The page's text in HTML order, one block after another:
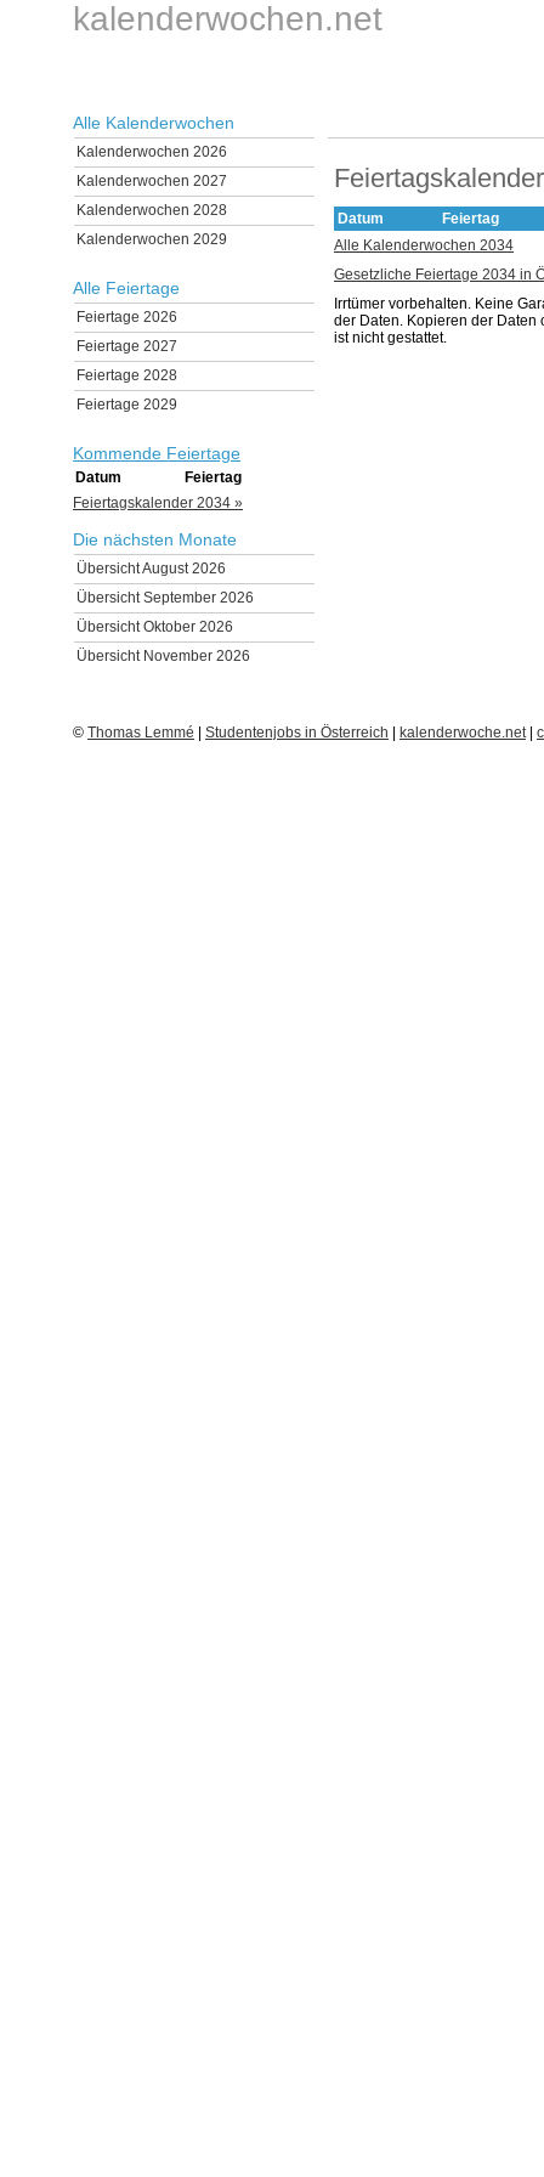
kalenderwochen.net
Alle Kalenderwochen
Kalenderwochen 2026
Kalenderwochen 2027
Kalenderwochen 2028
Kalenderwochen 2029
Alle Feiertage
Feiertage 2026
Feiertage 2027
Feiertage 2028
Feiertage 2029
Kommende Feiertage
Datum
Feiertag
Feiertagskalender 2034 »
Die nächsten Monate
Übersicht August 2026
Übersicht September 2026
Übersicht Oktober 2026
Übersicht November 2026
Datum
Feiertag
Alle Kalenderwochen 2034
Gesetzliche Feiertage 2034 in
Irrtümer vorbehalten. Keine
der Daten. Kopieren der Daten
ist nicht gestattet.
© Thomas Lemmé Studentenjobs in Österreich kalenderwoche.net|